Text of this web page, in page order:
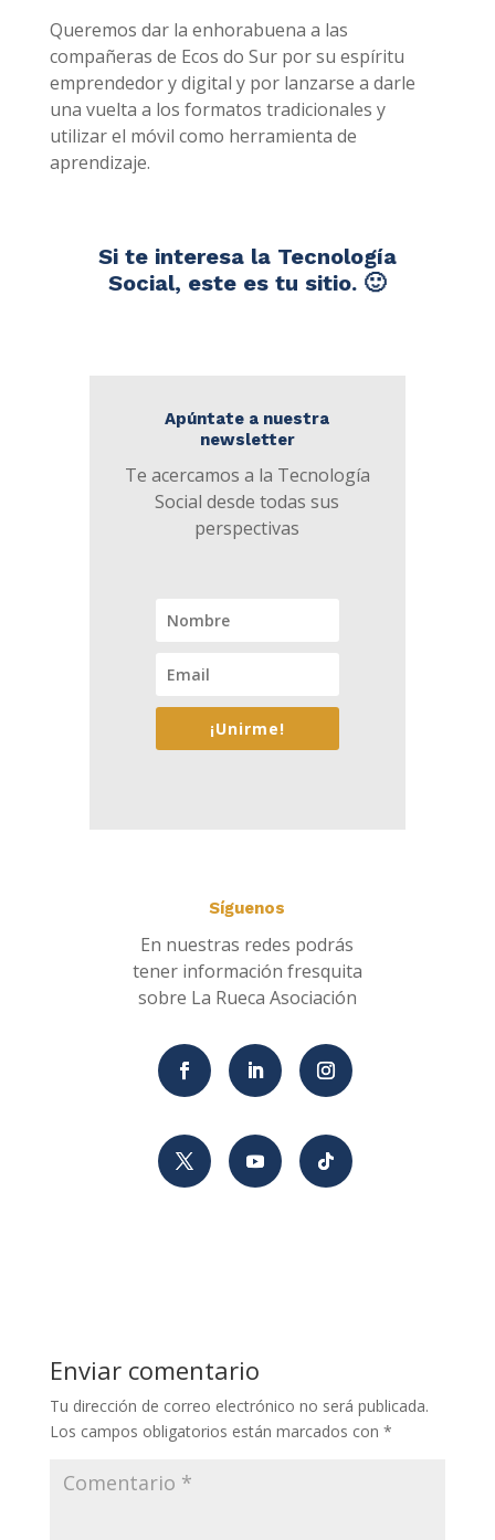
Queremos dar la enhorabuena a las
compañeras de Ecos do Sur por su espíritu
emprendedor y digital y por lanzarse a darle
una vuelta a los formatos tradicionales y
utilizar el móvil como herramienta de
aprendizaje.
Si te interesa la Tecnología
Social, este es tu sitio. 🙂
Apúntate a nuestra
newsletter
Te acercamos a la Tecnología
Social desde todas sus
perspectivas
¡Unirme!
Síguenos
En nuestras redes podrás
tener información fresquita
sobre La Rueca Asociación
Enviar comentario
Tu dirección de correo electrónico no será publicada.
Los campos obligatorios están marcados con *